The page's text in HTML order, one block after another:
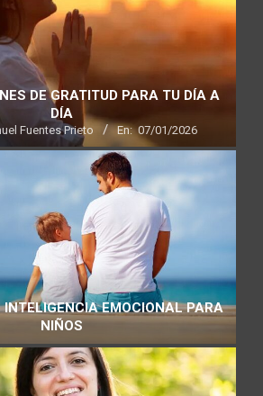
DE GRATITUD PARA TU DÍA A
DÍA
Fuentes Prieto En: 07/01/2026
INTELIGENCIA EMOCIONAL PARA
NIÑOS